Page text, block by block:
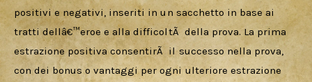
positivi e negativi, inseriti in un sacchetto in base ai
tratti dellâ€™eroe e alla difficoltÃ  della prova. La prima
estrazione positiva consentirÃ  il successo nella prova,
con dei bonus o vantaggi per ogni ulteriore estrazione